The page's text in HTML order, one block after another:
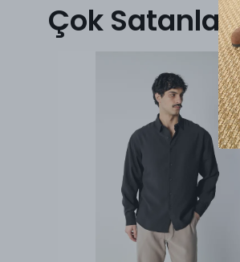
Çok Satanlar